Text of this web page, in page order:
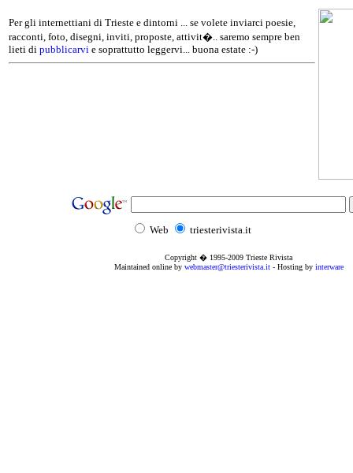
Per gli internettiani di Trieste e dintorni ... se volete inviarci poesie,
racconti, foto, disegni, inviti, proposte, attivit�.. saremo sempre ben
lieti di pubblicarvi e soprattutto leggervi... buona estate :-)
Web triesterivista.it
Copyright � 1995-2009 Trieste Rivista
Maintained online by webmaster@triesterivista.it- Hosting by interware